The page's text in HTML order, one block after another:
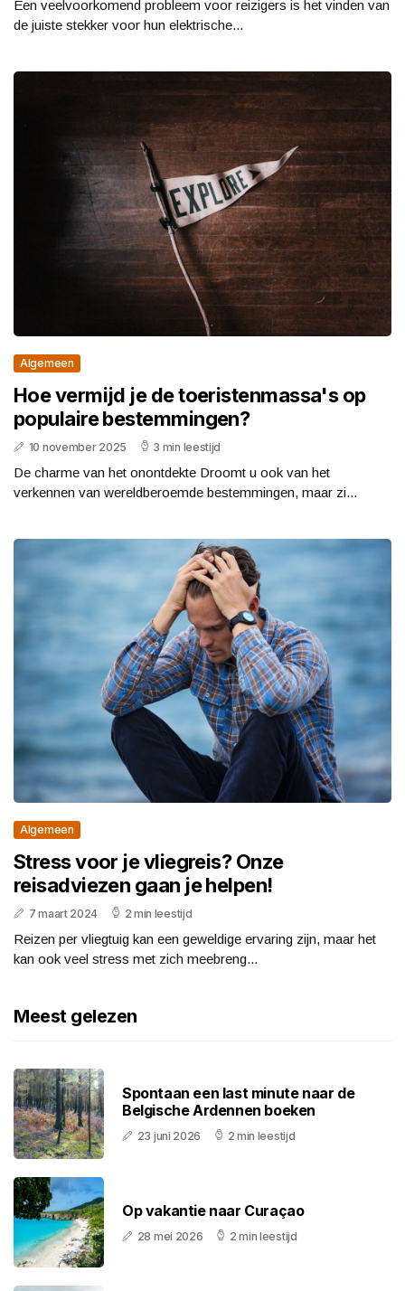
Een veelvoorkomend probleem voor reizigers is het vinden van
de juiste stekker voor hun elektrische...
Algemeen
Hoe vermijd je de toeristenmassa's op
populaire bestemmingen?
10 november 2025 3 min leestijd
De charme van het onontdekte Droomt u ook van het
verkennen van wereldberoemde bestemmingen, maar zi...
Algemeen
Stress voor je vliegreis? Onze
reisadviezen gaan je helpen!
7 maart 2024 2 min leestijd
Reizen per vliegtuig kan een geweldige ervaring zijn, maar het
kan ook veel stress met zich meebreng...
Meest gelezen
Spontaan een last minute naar de
Belgische Ardennen boeken
23 juni 2026 2 min leestijd
Op vakantie naar Curaçao
28 mei 2026 2 min leestijd